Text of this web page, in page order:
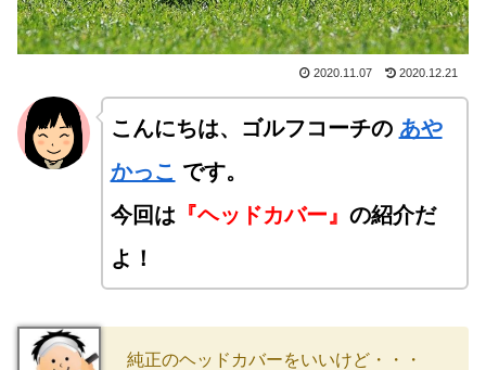
2020.11.07 2020.12.21
こんにちは、ゴルフコーチの あや
かっこ です。
今回は 『ヘッドカバー』 の紹介だ
よ！
純正のヘッドカバーをいいけど・・・